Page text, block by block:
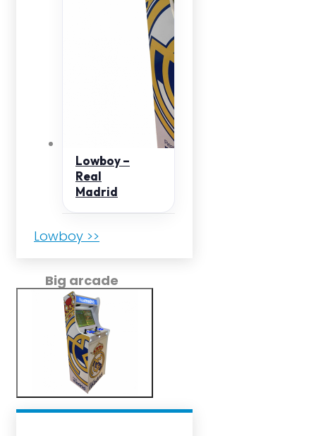
Lowboy –
Real
Madrid
Lowboy >>
Big arcade